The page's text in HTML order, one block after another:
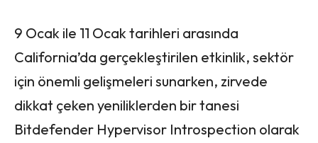
9 Ocak ile 11 Ocak tarihleri arasında
California’da gerçekleştirilen etkinlik, sektör
için önemli gelişmeleri sunarken, zirvede
dikkat çeken yeniliklerden bir tanesi
Bitdefender Hypervisor Introspection olarak